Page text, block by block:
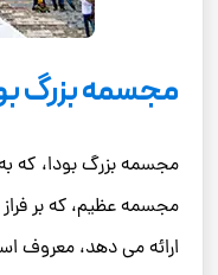
مجسمه بزرگ
ارائه می ‌دهد، معروف